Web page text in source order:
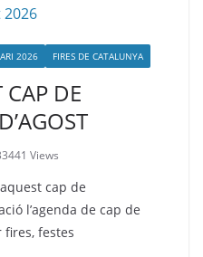
2026 FIRES DE CATALUNYA
CAP DE
Views
cap de
l’agenda de cap de
festes